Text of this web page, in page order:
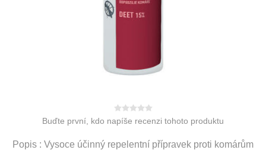
Buďte první, kdo napíše recenzi tohoto produktu
Popis : Vysoce účinný repelentní přípravek proti komárům